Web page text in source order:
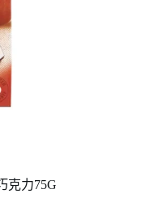
克力75G